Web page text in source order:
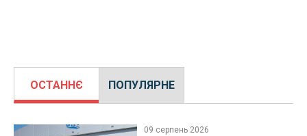
ОСТАННЄ ПОПУЛЯРНЕ
09 серпень 2026